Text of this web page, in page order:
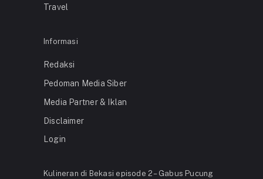
Travel
Informasi
Redaksi
Pedoman Media Siber
Media Partner & Iklan
Disclaimer
Login
Kulineran di Bekasi episode 2 – Gabus Pucung